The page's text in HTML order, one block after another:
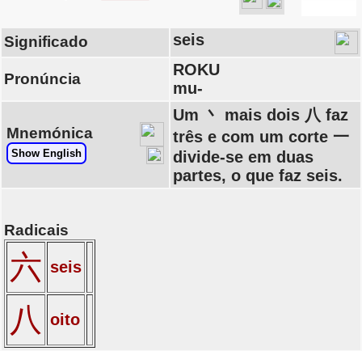
Significado seis
Pronúncia
ROKU
mu-
Mnemónica
Show English
Um 丶 mais dois 八 faz
três e com um corte 一
divide-se em duas
partes, o que faz seis.
Radicais
六 seis
八 oito